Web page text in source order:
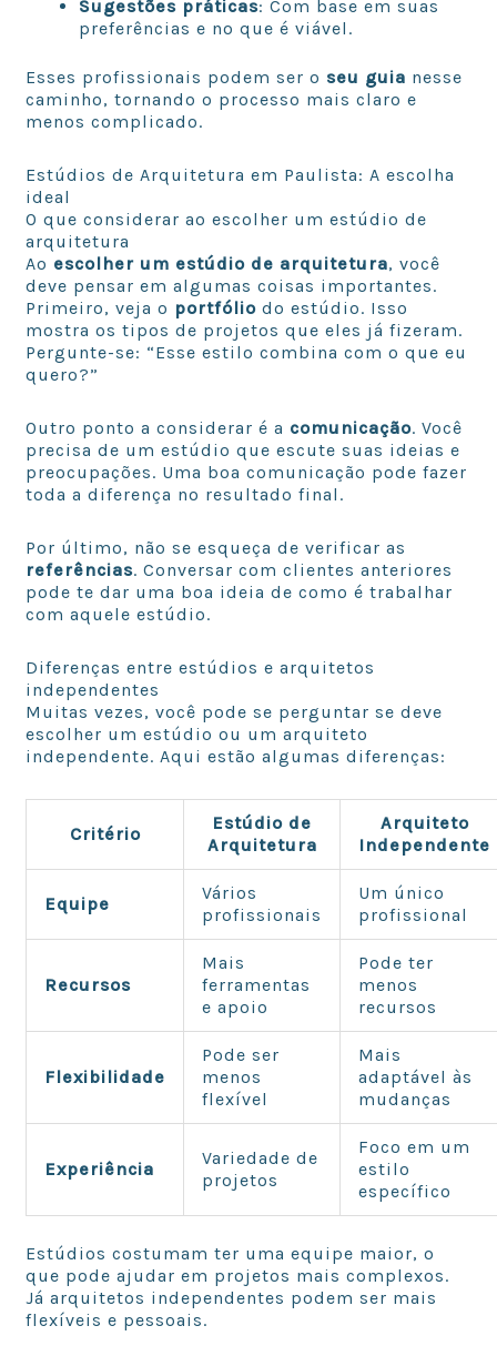
Sugestões práticas: Com base em suas
preferências e no que é viável.
Esses profissionais podem ser o seu guia nesse
caminho, tornando o processo mais claro e
menos complicado.
Estúdios de Arquitetura em Paulista: A escolha
ideal
O que considerar ao escolher um estúdio de
arquitetura
Ao escolher um estúdio de arquitetura, você
deve pensar em algumas coisas importantes.
Primeiro, veja o portfólio do estúdio. Isso
mostra os tipos de projetos que eles já fizeram.
Pergunte-se: “Esse estilo combina com o que eu
quero?”
Outro ponto a considerar é a comunicação. Você
precisa de um estúdio que escute suas ideias e
preocupações. Uma boa comunicação pode fazer
toda a diferença no resultado final.
Por último, não se esqueça de verificar as
referências. Conversar com clientes anteriores
pode te dar uma boa ideia de como é trabalhar
com aquele estúdio.
Diferenças entre estúdios e arquitetos
independentes
Muitas vezes, você pode se perguntar se deve
escolher um estúdio ou um arquiteto
independente. Aqui estão algumas diferenças:
Critério
Estúdio de
Arquitetura
Arquiteto
Independente
Equipe
Vários
profissionais
Um único
profissional
Recursos
Mais
ferramentas
e apoio
Pode ter
menos
recursos
Flexibilidade
Pode ser
menos
flexível
Mais
adaptável às
mudanças
Experiência
Variedade de
projetos
Foco em um
estilo
específico
Estúdios costumam ter uma equipe maior, o
que pode ajudar em projetos mais complexos.
Já arquitetos independentes podem ser mais
flexíveis e pessoais.